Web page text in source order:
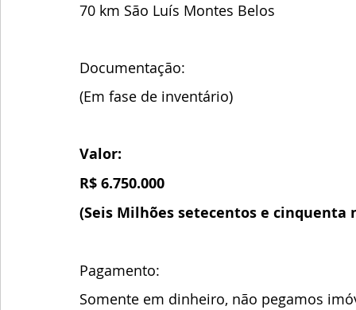
70 km São Luís Montes Belos
Documentação:
(Em fase de inventário)
Valor:
R$ 6.750.000
(Seis Milhões setecentos e cinquenta
Pagamento:
Somente em dinheiro, não pegamos